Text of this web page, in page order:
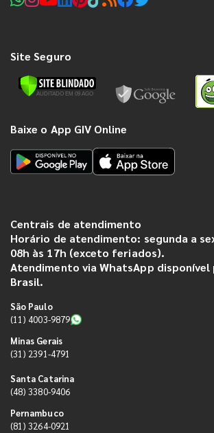
Site Seguro
Baixe o App GIV Online
Centrais de atendimento
Horário de atendimento: segunda a
08h às 17h (exceto feriados).
Atendimento via WhatsApp
Brasil.
São Paulo
(11) 4003-9879
Minas Gerais
(31) 2391-4791
Santa Catarina
(48) 3380-9406
Pernambuco
(81) 3264-0921